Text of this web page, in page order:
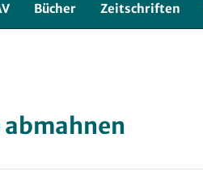
Bücher Zeitschriften